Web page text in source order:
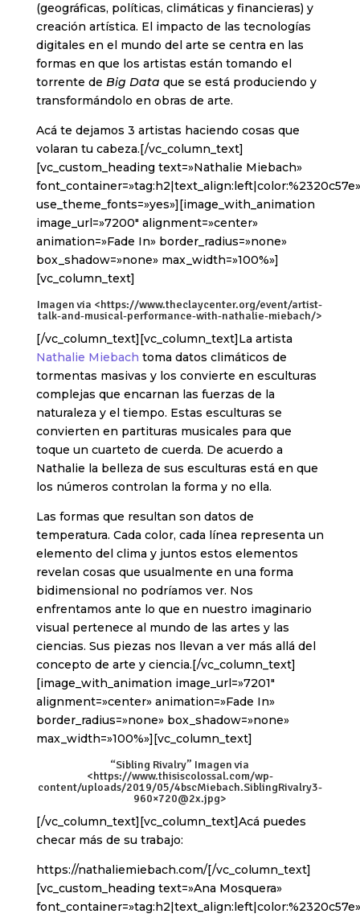
(geográficas, políticas, climáticas y financieras) y
creación artística. El impacto de las tecnologías
digitales en el mundo del arte se centra en las
formas en que los artistas están tomando el
torrente de Big Data que se está produciendo y
transformándolo en obras de arte.
Acá te dejamos 3 artistas haciendo cosas que
volaran tu cabeza.[/vc_column_text]
[vc_custom_heading text=»Nathalie Miebach»
font_container=»tag:h2|text_align:left|color:%2320c57e»
use_theme_fonts=»yes»][image_with_animation
image_url=»7200″ alignment=»center»
animation=»Fade In» border_radius=»none»
box_shadow=»none» max_width=»100%»]
[vc_column_text]
Imagen via <https://www.theclaycenter.org/event/artist-
talk-and-musical-performance-with-nathalie-miebach/>
[/vc_column_text][vc_column_text]La artista
Nathalie Miebach toma datos climáticos de
tormentas masivas y los convierte en esculturas
complejas que encarnan las fuerzas de la
naturaleza y el tiempo. Estas esculturas se
convierten en partituras musicales para que
toque un cuarteto de cuerda. De acuerdo a
Nathalie la belleza de sus esculturas está en que
los números controlan la forma y no ella.
Las formas que resultan son datos de
temperatura. Cada color, cada línea representa un
elemento del clima y juntos estos elementos
revelan cosas que usualmente en una forma
bidimensional no podríamos ver. Nos
enfrentamos ante lo que en nuestro imaginario
visual pertenece al mundo de las artes y las
ciencias. Sus piezas nos llevan a ver más allá del
concepto de arte y ciencia.[/vc_column_text]
[image_with_animation image_url=»7201″
alignment=»center» animation=»Fade In»
border_radius=»none» box_shadow=»none»
max_width=»100%»][vc_column_text]
“Sibling Rivalry” Imagen via
<https://www.thisiscolossal.com/wp-
content/uploads/2019/05/4bscMiebach.SiblingRivalry3-
960×720@2x.jpg>
[/vc_column_text][vc_column_text]Acá puedes
checar más de su trabajo:
https://nathaliemiebach.com/[/vc_column_text]
[vc_custom_heading text=»Ana Mosquera»
font_container=»tag:h2|text_align:left|color:%2320c57e»